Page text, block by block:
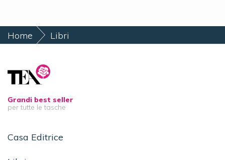
Home
Libri
Grandi best seller
per tutte le tasche
Casa Editrice